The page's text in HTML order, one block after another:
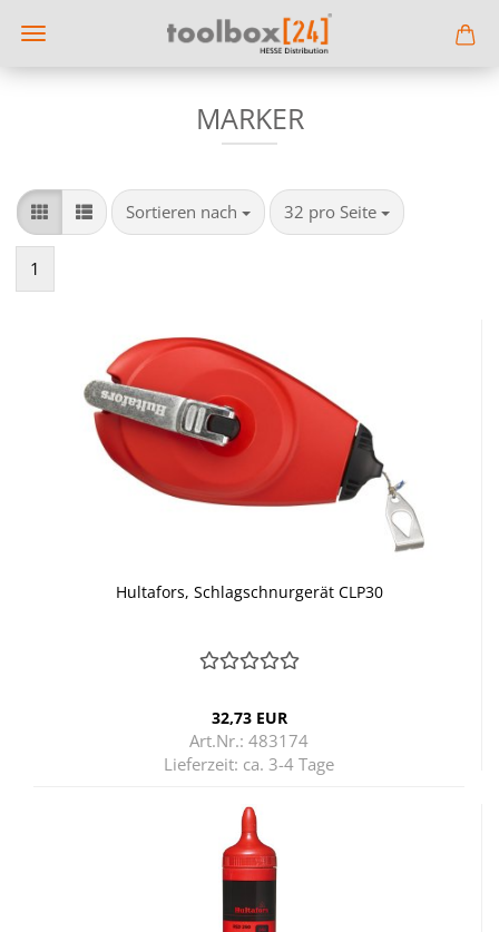
MARKER
Sortieren nach
Sortieren nach 32 pro Seite
pro Seite
1
Hul­ta­fors, Schlag­schnur­ge­rät CLP30
32,73 EUR
Art.Nr.: 483174
Lieferzeit: ca. 3-4 Tage